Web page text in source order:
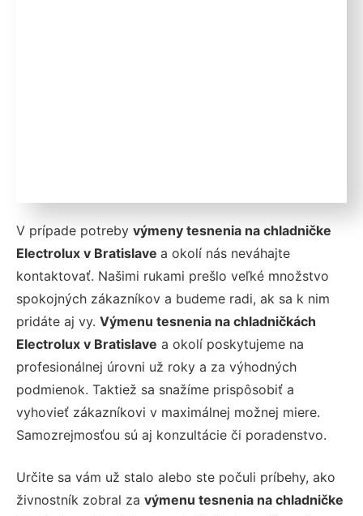
V prípade potreby výmeny tesnenia na chladničke
Electrolux v Bratislave a okolí nás neváhajte
kontaktovať. Našimi rukami prešlo veľké množstvo
spokojných zákazníkov a budeme radi, ak sa k nim
pridáte aj vy. Výmenu tesnenia na chladničkách
Electrolux v Bratislave a okolí poskytujeme na
profesionálnej úrovni už roky a za výhodných
podmienok. Taktiež sa snažíme prispôsobiť a
vyhovieť zákazníkovi v maximálnej možnej miere.
Samozrejmosťou sú aj konzultácie či poradenstvo.
Určite sa vám už stalo alebo ste počuli príbehy, ako
živnostník zobral za výmenu tesnenia na chladničke